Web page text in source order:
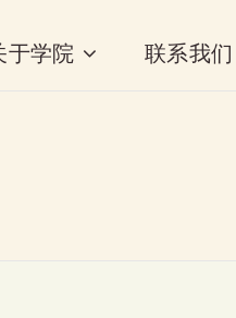
于学院 联系我们